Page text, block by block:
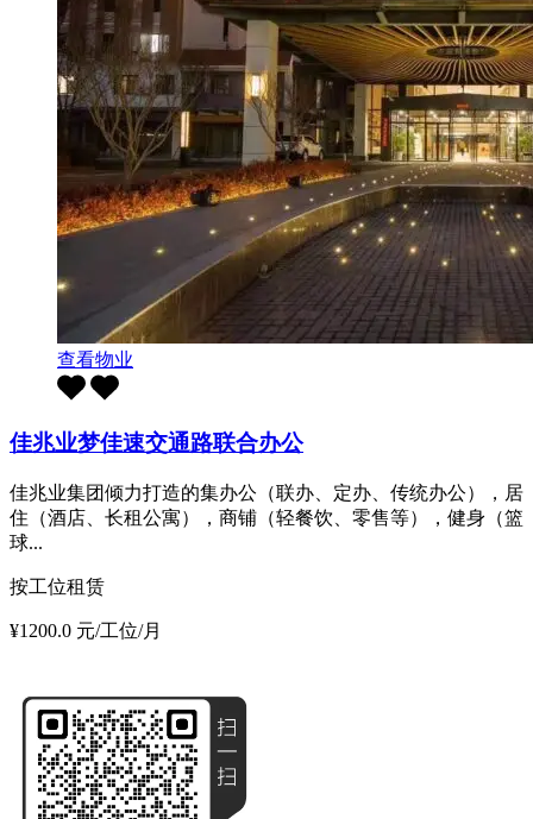
查看物业
佳兆业梦佳速交通路联合办公
佳兆业集团倾力打造的集办公（联办、定办、传统办公），居
住（酒店、长租公寓），商铺（轻餐饮、零售等），健身（篮
球...
按工位租赁
¥1200.0 元/工位/月